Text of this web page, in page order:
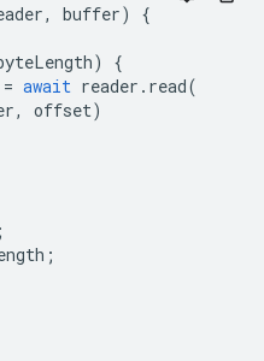
, buffer)
{
)
{
= await reader . read(
, offset)
;
;